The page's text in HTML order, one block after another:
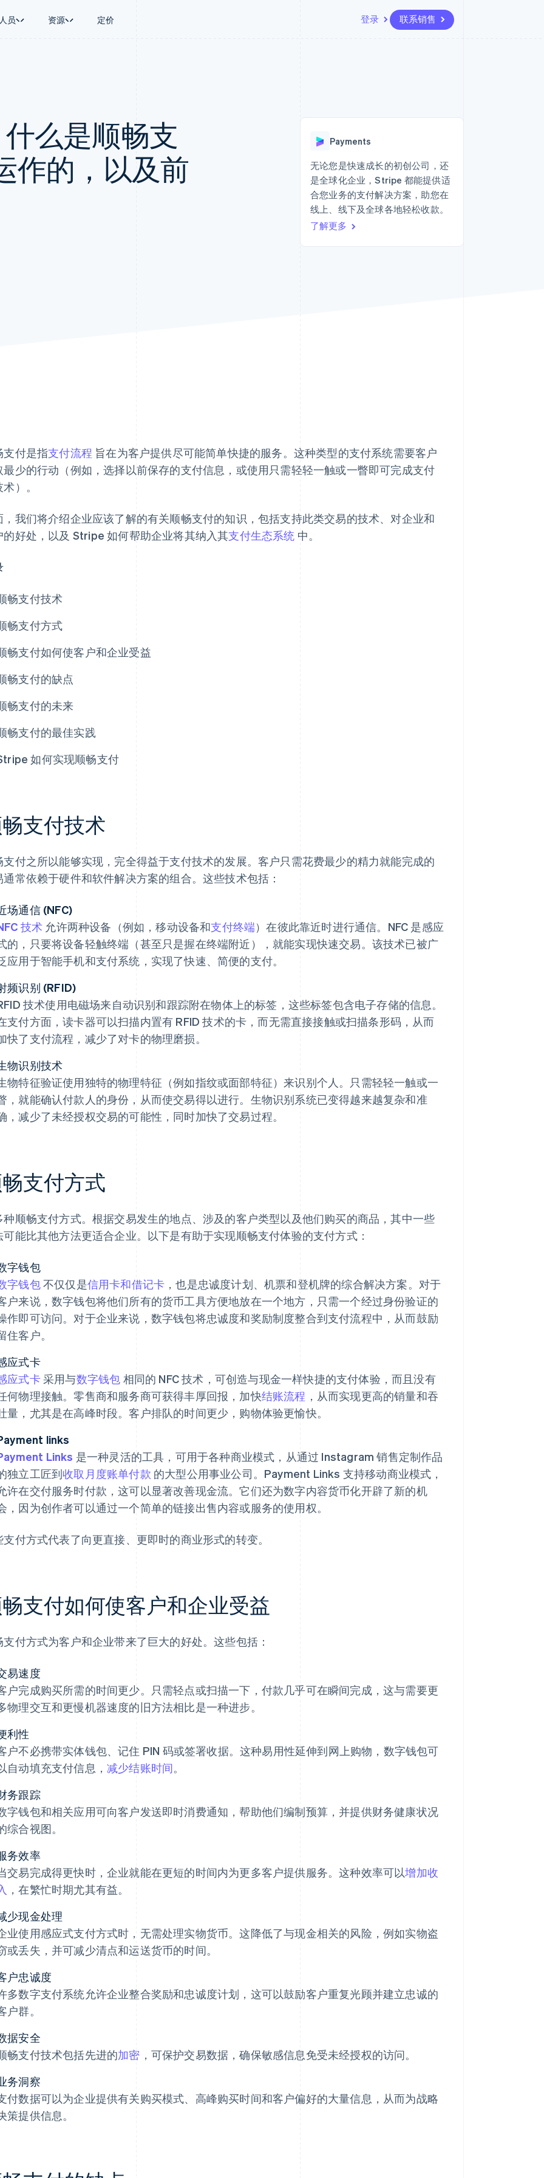
员 资源 定价 登录 联系销售
钱包、稳定币发行和发卡基础设
施
Radar
初创企业注册
Climate
碳移除
酒店、旅游与休闲
保险
媒体与娱乐
非营利组织
专业服务
公共部门
零售
管理订阅
提供按用量计费
发行稳定币支持的支付卡
使用代理预配和管理服务
API 状态
新闻编辑室
Stripe Press
么是顺畅支
作的，以及前
Payments
无论您是快速成长的初创公司，还
是全球化企业，Stripe 都能提供适
合您业务的支付解决方案，助您在
线上、线下及全球各地轻松收款。
了解更多
支付是指支付流程 旨在为客户提供尽可能简单快捷的服务。这种类型的支付系统需要客户
最少的行动（例如，选择以前保存的支付信息，或使用只需轻轻一触或一瞥即可完成支付
）。
，我们将介绍企业应该了解的有关顺畅支付的知识，包括支持此类交易的技术、对企业和
的好处，以及 Stripe 如何帮助企业将其纳入其支付生态系统 中。
畅支付技术
畅支付方式
畅支付如何使客户和企业受益
畅支付的缺点
畅支付的未来
畅支付的最佳实践
如何实现顺畅支付
支付技术
支付之所以能够实现，完全得益于支付技术的发展。客户只需花费最少的精力就能完成的
通常依赖于硬件和软件解决方案的组合。这些技术包括：
场通信 (NFC)
技术 允许两种设备（例如，移动设备和支付终端）在彼此靠近时进行通信。NFC 是感应
的，只要将设备轻触终端（甚至只是握在终端附近），就能实现快速交易。该技术已被广
应用于智能手机和支付系统，实现了快速、简便的支付。
频识别 (RFID)
技术使用电磁场来自动识别和跟踪附在物体上的标签，这些标签包含电子存储的信息。
支付方面，读卡器可以扫描内置有 RFID 技术的卡，而无需直接接触或扫描条形码，从而
快了支付流程，减少了对卡的物理磨损。
物识别技术
物特征验证使用独特的物理特征（例如指纹或面部特征）来识别个人。只需轻轻一触或一
，就能确认付款人的身份，从而使交易得以进行。生物识别系统已变得越来越复杂和准
，减少了未经授权交易的可能性，同时加快了交易过程。
支付方式
种顺畅支付方式。根据交易发生的地点、涉及的客户类型以及他们购买的商品，其中一些
可能比其他方法更适合企业。以下是有助于实现顺畅支付体验的支付方式：
字钱包
字钱包不仅仅是信用卡和借记卡 ，也是忠诚度计划、机票和登机牌的综合解决方案。对于
户来说，数字钱包将他们所有的货币工具方便地放在一个地方，只需一个经过身份验证的
作即可访问。对于企业来说，数字钱包将忠诚度和奖励制度整合到支付流程中，从而鼓励
住客户。
应式卡
应式卡采用与数字钱包 相同的 NFC 技术，可创造与现金一样快捷的支付体验，而且没有
何物理接触。零售商和服务商可获得丰厚回报，加快结账流程 ，从而实现更高的销量和吞
量，尤其是在高峰时段。客户排队的时间更少，购物体验更愉快。
links
Links 是一种灵活的工具，可用于各种商业模式，从通过 Instagram 销售定制作品
独立工匠到收取月度账单付款 的大型公用事业公司。Payment Links 支持移动商业模式，
许在交付服务时付款，这可以显著改善现金流。它们还为数字内容货币化开辟了新的机
，因为创作者可以通过一个简单的链接出售内容或服务的使用权。
支付方式代表了向更直接、更即时的商业形式的转变。
支付如何使客户和企业受益
支付方式为客户和企业带来了巨大的好处。这些包括：
易速度
户完成购买所需的时间更少。只需轻点或扫描一下，付款几乎可在瞬间完成，这与需要更
物理交互和更慢机器速度的旧方法相比是一种进步。
利性
户不必携带实体钱包、记住 PIN 码或签署收据。这种易用性延伸到网上购物，数字钱包可
自动填充支付信息， 减少结账时间。
务跟踪
字钱包和相关应用可向客户发送即时消费通知，帮助他们编制预算，并提供财务健康状况
综合视图。
务效率
交易完成得更快时，企业就能在更短的时间内为更多客户提供服务。这种效率可以增加收
，在繁忙时期尤其有益。
少现金处理
业使用感应式支付方式时，无需处理实物货币。这降低了与现金相关的风险，例如实物盗
或丢失，并可减少清点和运送货币的时间。
户忠诚度
多数字支付系统允许企业整合奖励和忠诚度计划，这可以鼓励客户重复光顾并建立忠诚的
户群。
据安全
畅支付技术包括先进的加密 ，可保护交易数据，确保敏感信息免受未经授权的访问。
务洞察
付数据可以为企业提供有关购买模式、高峰购买时间和客户偏好的大量信息，从而为战略
策提供信息。